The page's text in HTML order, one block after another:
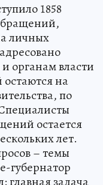
1858
личных
органам власти
на
по
остается
лет.
– темы
губернатор
главная задача